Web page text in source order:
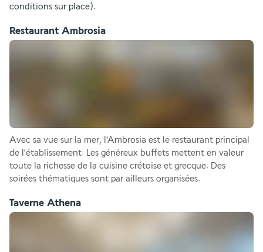
conditions sur place).
Restaurant Ambrosia
Avec sa vue sur la mer, l'Ambrosia est le restaurant principal
de l'établissement. Les généreux buffets mettent en valeur
toute la richesse de la cuisine crétoise et grecque. Des
soirées thématiques sont par ailleurs organisées.
Taverne Athena